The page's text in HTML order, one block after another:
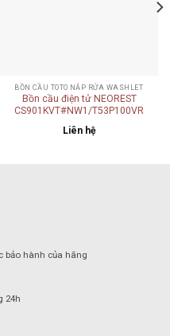
BỒN CẦU TOTO NẮP RỬA WASHLET
Bồn cầu điện tử NEOREST
CS901KVT#NW1/T53P100VR
Liên hệ
bảo hành của hãng
24h